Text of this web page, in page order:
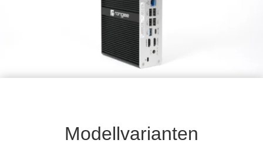
Universal-Halterung zur Anbringung an einen
Modellvarianten